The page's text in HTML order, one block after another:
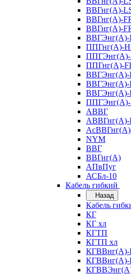
ВВГнг(А)-
ВВГнг(А)-
ВВГнг(А)-
ВВГЭнг(А)-
ППГнг(А)-
ППГЭнг(А)-
ППГнг(А)-
ВВГЭнг(А)-
ВВГЭнг(А)-
ВВГЭнг(А)-
ППГЭнг(А)-
АВВГ
АВВГнг(А)-
NYM
ВВГ
ВВГнг(А)
АПвПуг
АСБл-10
Кабель гибкий
Назад
Кабель
КГ
КГ хл
КГТП
КГТП хл
КГВВнг(А)-
КГВВнг(А)-